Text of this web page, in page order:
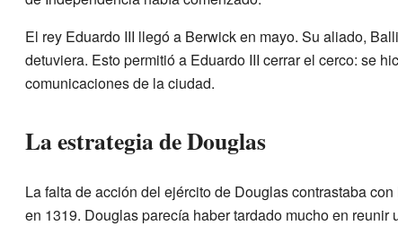
El rey Eduardo III llegó a Berwick en mayo. Su aliado,
detuviera. Esto permitió a Eduardo III cerrar el cerco: se
comunicaciones de la ciudad.
La estrategia de Douglas
La falta de acción del ejército de Douglas contrastaba
en 1319. Douglas parecía haber tardado mucho en